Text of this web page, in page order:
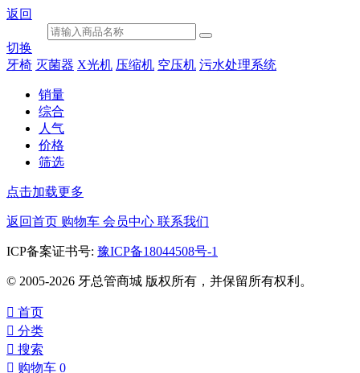
返回
切换
牙椅 灭菌器 X光机 压缩机 空压机 污水处理系统
销量
综合
人气
价格
筛选
点击加载更多
返回首页 购物车 会员中心 联系我们
ICP备案证书号: 豫ICP备18044508号-1
© 2005-2026 牙总管商城 版权所有，并保留所有权利。
 首页
 分类
 搜索
 购物车 0